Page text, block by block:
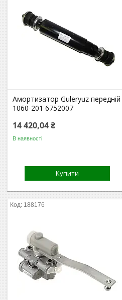
Амортизатор Guleryuz передній
1060-201 6752007
14 420,04 ₴
В наявності
Купити
188176